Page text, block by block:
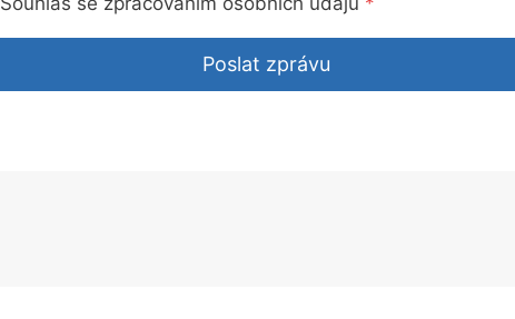
Poslat zprávu